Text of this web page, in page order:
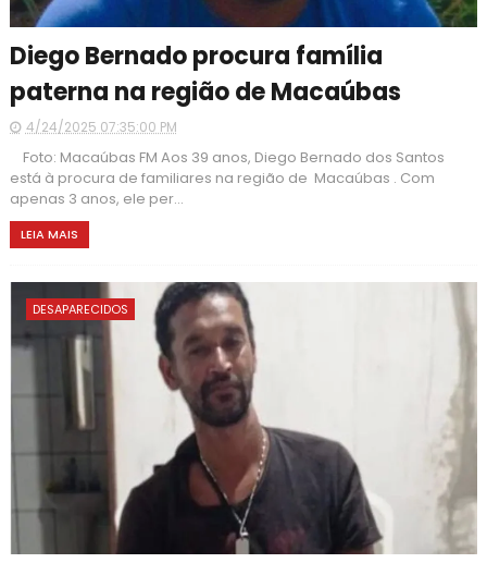
Diego Bernado procura família
paterna na região de Macaúbas
4/24/2025 07:35:00 PM
Foto: Macaúbas FM Aos 39 anos, Diego Bernado dos Santos
está à procura de familiares na região de Macaúbas . Com
apenas 3 anos, ele per...
LEIA MAIS
DESAPARECIDOS